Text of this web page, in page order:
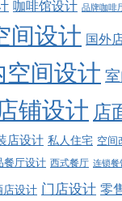
咖啡馆设计 品牌咖啡
间设计 国外
空间设计
铺设计 店
店设计 私人住宅 空间
餐厅设计 西式餐厅 连锁餐
店设计 门店设计 零